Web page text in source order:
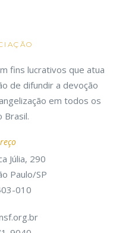
fins lucrativos que atua
de difundir a devoção
em todos os
Brasil.
Júlia, 290
Paulo/SP
010